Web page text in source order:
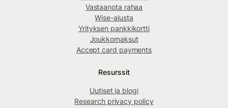
Vastaanota rahaa
Wise-alusta
Yrityksen pankkikortti
Joukkomaksut
Accept card payments
Resurssit
Uutiset ja blogi
Research privacy policy